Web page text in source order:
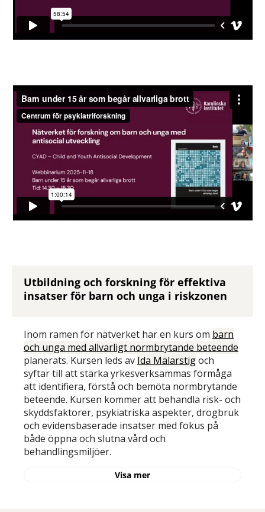
Utbildning och forskning för effektiva
insatser för barn och unga i riskzonen
Inom ramen för nätverket har en kurs om barn
och unga med allvarligt normbrytande beteende
planerats. Kursen leds av Ida Mälarstigoch
syftar till att stärka yrkesverksammas förmåga
att identifiera, förstå och bemöta normbrytande
beteende. Kursen kommer att behandla risk- och
skyddsfaktorer, psykiatriska aspekter, drogbruk
och evidensbaserade insatser med fokus på
både öppna och slutna vård och
behandlingsmiljöer.
Visa mer